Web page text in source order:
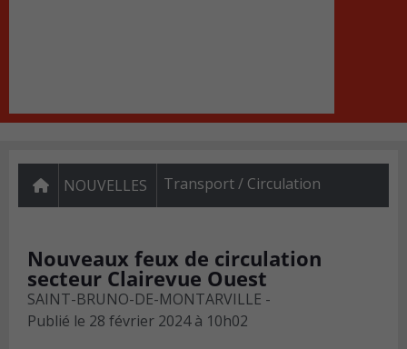
NOUVELLES Transport / Circulation
Nouveaux feux de circulation
secteur Clairevue Ouest
SAINT-BRUNO-DE-MONTARVILLE -
Publié le 28 février 2024 à 10h02